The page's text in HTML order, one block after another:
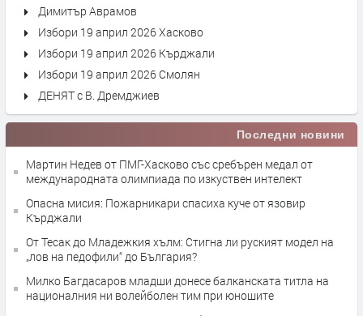
Димитър Аврамов
Избори 19 април 2026 Хасково
Избори 19 април 2026 Кърджали
Избори 19 април 2026 Смолян
ДЕНЯТ с В. Дремджиев
Последни новини
Мартин Недев от ПМГ-Хасково със сребърен медал от
международната олимпиада по изкуствен интелект
Опасна мисия: Пожарникари спасиха куче от язовир
Кърджали
От Тесак до Младежкия хълм: Стигна ли руският модел на
„лов на педофили“ до България?
Милко Багдасаров младши донесе балканската титла на
националния ни волейболен тим при юношите